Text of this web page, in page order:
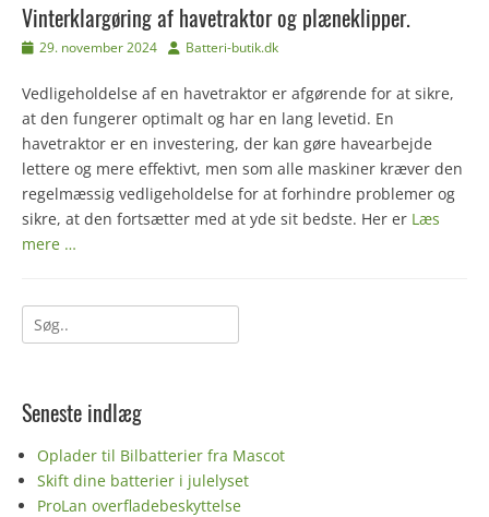
Vinterklargøring af havetraktor og plæneklipper.
Udgivet
29. november 2024 Forfatter
Batteri-butik.dk
Vedligeholdelse af en havetraktor er afgørende for at sikre,
at den fungerer optimalt og har en lang levetid. En
havetraktor er en investering, der kan gøre havearbejde
lettere og mere effektivt, men som alle maskiner kræver den
regelmæssig vedligeholdelse for at forhindre problemer og
sikre, at den fortsætter med at yde sit bedste. Her er Læs
mere …
Søg
efter:
Seneste indlæg
Oplader til Bilbatterier fra Mascot
Skift dine batterier i julelyset
ProLan overfladebeskyttelse